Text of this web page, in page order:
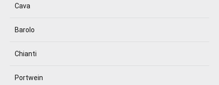
Cava
Barolo
Chianti
Portwein